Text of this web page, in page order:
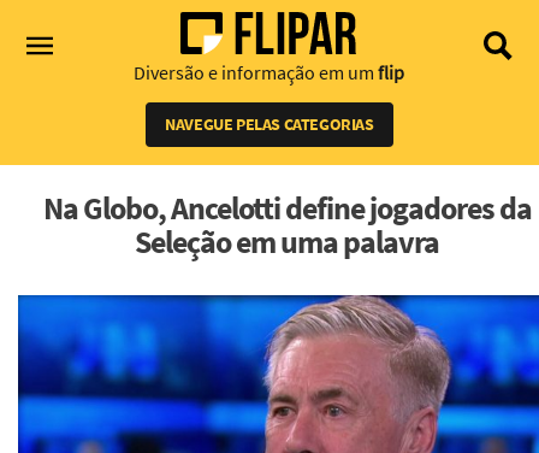
Diversão e informação em um flip
NAVEGUE PELAS CATEGORIAS
Na Globo, Ancelotti define jogadores da
Seleção em uma palavra